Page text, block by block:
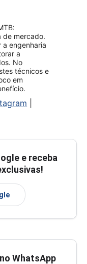
de mercado.
a engenharia
a
No
técnicos e
em
e receba
WhatsApp